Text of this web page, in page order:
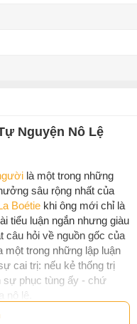
Nguyện Nô Lệ
là một trong những
sâu rộng nhất của
Boétie khi ông mới chỉ là
tiểu luận ngắn nhưng giàu
câu hỏi về nguồn gốc của
trong những lập luận
cai trị: nếu kẻ thống trị
sự phục tùng ấy - chứ
lệ.
đáo không chỉ ở tư